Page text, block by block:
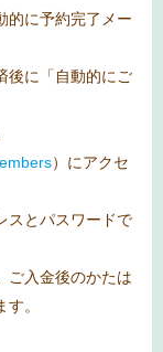
的に予約完了メー
後に「自動的にご
）にアクセ
スとパスワードで
ご入金後のかたは
。